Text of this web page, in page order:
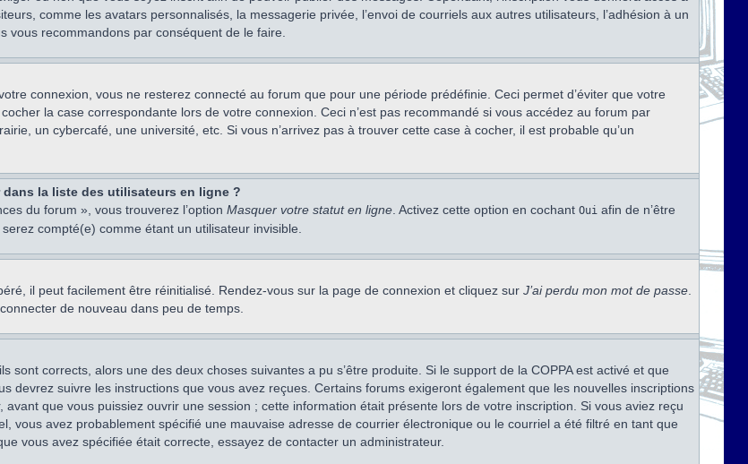
comme les avatars personnalisés, la messagerie privée, l’envoi de courriels aux autres utilisateurs, l’adhésion à un
vous recommandons par conséquent de le faire.
connexion, vous ne resterez connecté au forum que pour une période prédéfinie. Ceci permet d’éviter que votre
la case correspondante lors de votre connexion. Ceci n’est pas recommandé si vous accédez au forum par
un cybercafé, une université, etc. Si vous n’arrivez pas à trouver cette case à cocher, il est probable qu’un
dans la liste des utilisateurs en ligne ?
du forum », vous trouverez l’option Masquer votre statut en ligne . Activez cette option en cochant Oui afin de n’être
compté(e) comme étant un utilisateur invisible.
il peut facilement être réinitialisé. Rendez-vous sur la page de connexion et cliquez sur J’ai perdu mon mot de passe
de nouveau dans peu de temps.
sont corrects, alors une des deux choses suivantes a pu s’être produite. Si le support de la COPPA est activé et que
devrez suivre les instructions que vous avez reçues. Certains forums exigeront également que les nouvelles inscriptions
que vous puissiez ouvrir une session ; cette information était présente lors de votre inscription. Si vous aviez reçu
vous avez probablement spécifié une mauvaise adresse de courrier électronique ou le courriel a été filtré en tant que
vous avez spécifiée était correcte, essayez de contacter un administrateur.